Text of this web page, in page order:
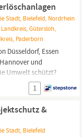
Stadt, Bielefeld, Nordrhein
Gütersloh,
Paderborn
Düsseldorf, Essen
Hannover und
Umwelt schützt?
Marktführern im
für innovative
1
&
Stadt, Bielefeld